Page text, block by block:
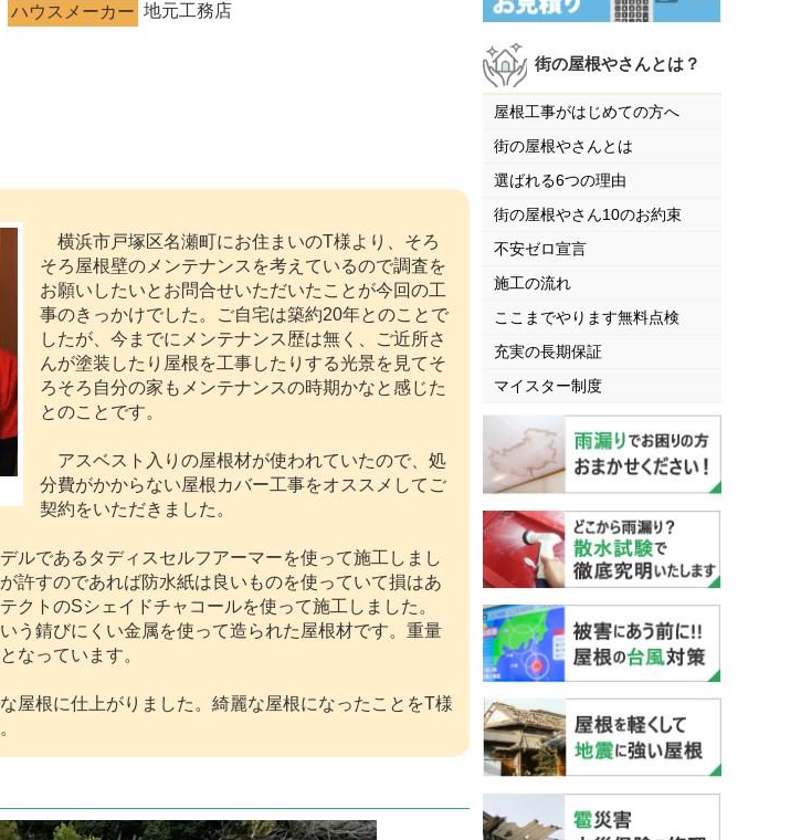
ハウスメーカー 地元工務店
横浜市戸塚区名瀬町にお住まいのT様より、そろ
そろ屋根壁のメンテナンスを考えているので調査を
お願いしたいとお問合せいただいたことが今回の工
事のきっかけでした。ご自宅は築約20年とのことで
したが、今までにメンテナンス歴は無く、ご近所さ
んが塗装したり屋根を工事したりする光景を見てそ
ろそろ自分の家もメンテナンスの時期かなと感じた
とのことです。
アスベスト入りの屋根材が使われていたので、処
分費がかからない屋根カバー工事をオススメしてご
契約をいただきました。
ルであるタディスセルフアーマーを使って施工しまし
許すのであれば防水紙は良いものを使っていて損はあ
クトのSシェイドチャコールを使って施工しました。
う錆びにくい金属を使って造られた屋根材です。重量
なっています。
屋根に仕上がりました。綺麗な屋根になったことをT様
街の屋根やさんとは？
屋根工事がはじめての方へ
街の屋根やさんとは
選ばれる6つの理由
街の屋根やさん10のお約束
不安ゼロ宣言
施工の流れ
ここまでやります無料点検
充実の長期保証
マイスター制度